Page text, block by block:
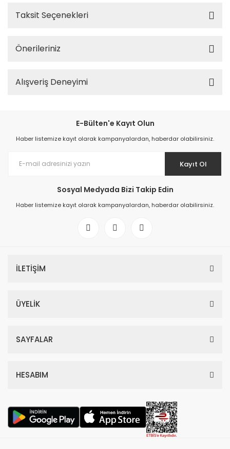
Taksit Seçenekleri
Önerileriniz
Alışveriş Deneyimi
E-Bülten'e Kayıt Olun
Haber listemize kayıt olarak kampanyalardan, haberdar olabilirsiniz.
Kayıt Ol
Sosyal Medyada Bizi Takip Edin
Haber listemize kayıt olarak kampanyalardan, haberdar olabilirsiniz.
İLETİŞİM
ÜYELİK
SAYFALAR
HESABIM